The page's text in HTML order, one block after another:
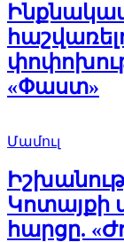
«Փաստ»
Մամուլ
Կոտայքի
հարցը.